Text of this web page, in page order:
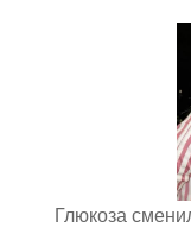
Глюкоза